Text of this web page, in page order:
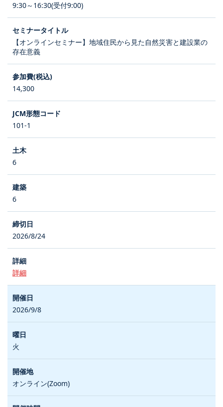
9:30～16:30(受付9:00)
【オンラインセミナー】地域住民から見た自然災害と建設業の
存在意義
14,300
101-1
6
6
2026/8/24
詳細
2026/9/8
火
オンライン(Zoom)